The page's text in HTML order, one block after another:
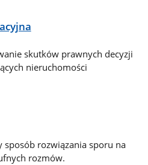
skutków prawnych decyzji
nieruchomości
sposób rozwiązania sporu na
rozmów.